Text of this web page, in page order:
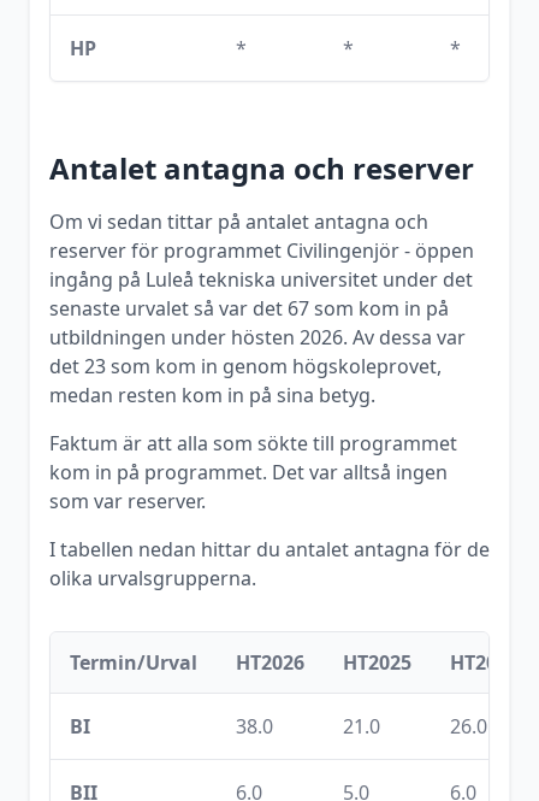
HP * * *
Antalet antagna och reserver
Om vi sedan tittar på antalet antagna och
reserver för programmet Civilingenjör - öppen
ingång på Luleå tekniska universitet under det
senaste urvalet så var det 67som kom in på
utbildningen under hösten 2026. Av dessa var
det23som kom in genom högskoleprovet,
medan resten kom in på sina betyg.
Faktum är att alla som sökte till programmet
kom in på programmet. Det var alltså ingen
som var reserver.
I tabellen nedan hittar du antalet antagna för de
olika urvalsgrupperna.
Termin/Urval HT2026 HT2025 HT2024
BI 38.0 21.0 26.0
BII 6.0 5.0 6.0